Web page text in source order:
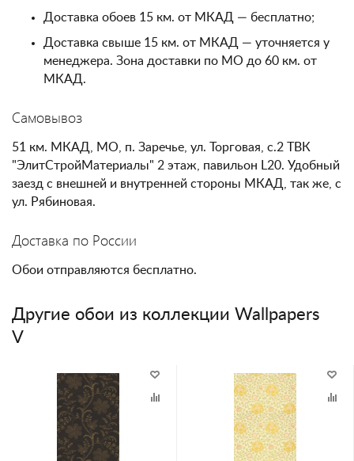
Доставка обоев 15 км. от МКАД — бесплатно;
Доставка свыше 15 км. от МКАД — уточняется у
менеджера. Зона доставки по МО до 60 км. от
МКАД.
Самовывоз
51 км. МКАД, МО, п. Заречье, ул. Торговая, с.2 ТВК
"ЭлитСтройМатериалы" 2 этаж, павильон L20. Удобный
заезд с внешней и внутренней стороны МКАД, так же, с
ул. Рябиновая.
Доставка по России
Обои отправляются бесплатно.
Другие обои из коллекции Wallpapers
V